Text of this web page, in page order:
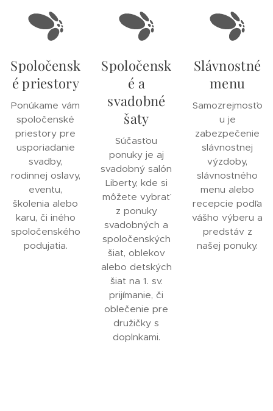
Spoločensk
é priestory
Ponúkame vám
spoločenské
priestory pre
usporiadanie
svadby,
rodinnej oslavy,
eventu,
školenia alebo
karu, či iného
spoločenského
podujatia.
Spoločensk
é a
svadobné
šaty
Súčasťou
ponuky je aj
svadobný salón
Liberty, kde si
môžete vybrať
z ponuky
svadobných a
spoločenských
šiat, oblekov
alebo detských
šiat na 1. sv.
prijímanie, či
oblečenie pre
družičky s
doplnkami.
Slávnostné
menu
Samozrejmosťo
u je
zabezpečenie
slávnostnej
výzdoby,
slávnostného
menu alebo
recepcie podľa
vášho výberu a
predstáv z
našej ponuky.